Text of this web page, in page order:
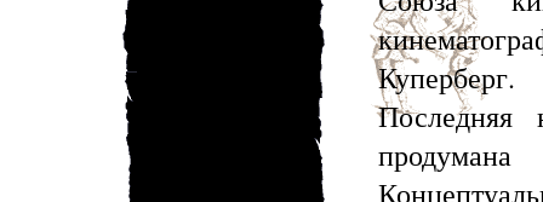
Куперберг.
Последняя